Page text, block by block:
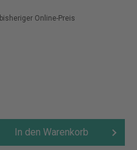
bisheriger Online-Preis
In den Warenkorb